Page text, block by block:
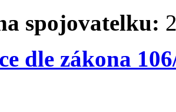
spojovatelku:
dle zákona